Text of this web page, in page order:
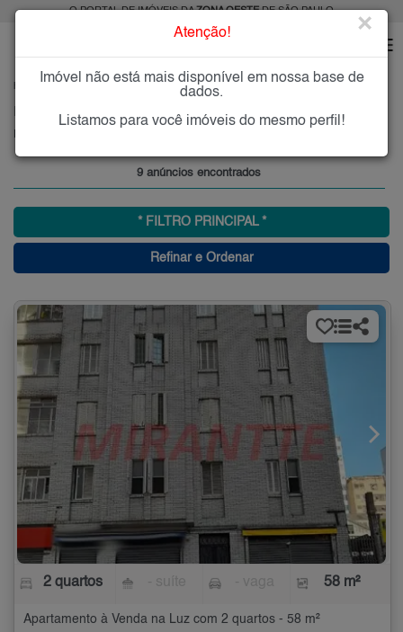
O PORTAL DE IMÓVEIS DAZONA OESTEDE SÃO PAULO
LUZ
Imóveis à Venda na Luz, Zona Oeste, SP
9 anúncios encontrados
* FILTRO PRINCIPAL *
Refinar e Ordenar
2 quartos 58 m²
Apartamento à Venda na Luz com 2 quartos - 58 m²
Atenção! ×
Imóvel não está mais disponível em nossa base de
dados.
Listamos para você imóveis do mesmo perfil!